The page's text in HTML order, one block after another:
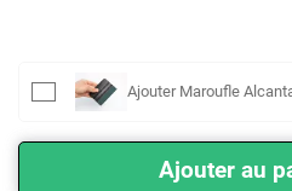
Ajouter Maroufle
Ajouter au